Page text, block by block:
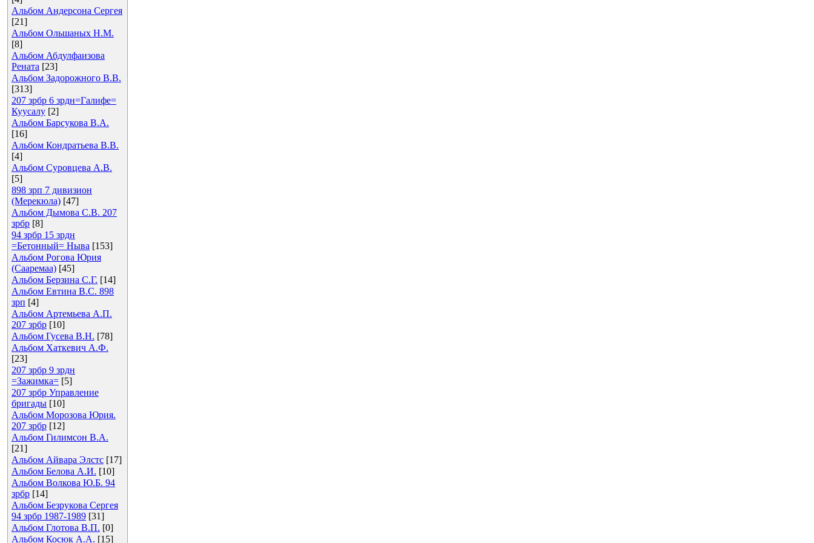
Альбом Андерсона Сергея
[21]
Альбом Ольшаных Н.М.
[8]
Альбом Абдулфаизова
Рената [23]
Альбом Задорожного В.В.
[313]
207 зрбр 6 зрдн=Галифе=
Куусалу [2]
Альбом Барсукова В.А.
[16]
Альбом Кондратьева В.В.
[4]
Альбом Суровцева А.В.
[5]
898 зрп 7 дивизион
(Мерекюла) [47]
Альбом Дымова С.В. 207
зрбр [8]
94 зрбр 15 зрдн
=Бетонный= Ныва [153]
Альбом Рогова Юрия
(Сааремаа) [45]
Альбом Берзина С.Г. [14]
Альбом Евтина В.С. 898
зрп [4]
Альбом Артемьева А.П.
207 зрбр [10]
Альбом Гусева В.Н. [78]
Альбом Хаткевич А.Ф.
[23]
207 зрбр 9 зрдн
=Зажимка= [5]
207 зрбр Управление
бригады [10]
Альбом Морозова Юрия.
207 зрбр [12]
Альбом Гилимсон В.А.
[21]
Альбом Айвара Элстс [17]
Альбом Белова А.И. [10]
Альбом Волкова Ю.Б. 94
зрбр [14]
Альбом Безрукова Сергея
94 зрбр 1987-1989 [31]
Альбом Глотова В.П. [0]
Альбом Косюк А.А. [15]